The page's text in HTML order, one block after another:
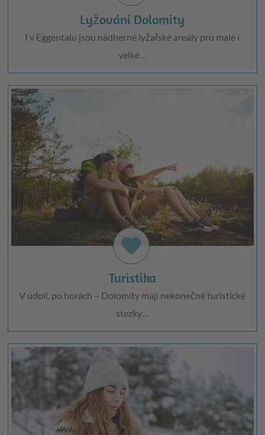
Lyžování Dolomity
I v Eggentalu jsou nádherné lyžařské areály pro malé i
velké…
favorite
Turistika
V údolí, po horách – Dolomity mají nekonečné turistické
stezky…